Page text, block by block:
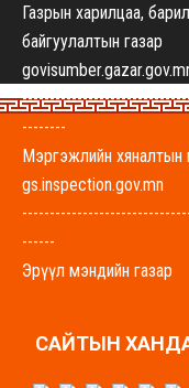
Газрын харилцаа,
байгуулалтын газар
--------
Мэргэжлийн хяналтын
gs.inspection.gov.mn
------
Эрүүл мэндийн газар
-------
САЙТЫН